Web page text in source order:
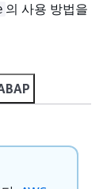
의 사용 방법을